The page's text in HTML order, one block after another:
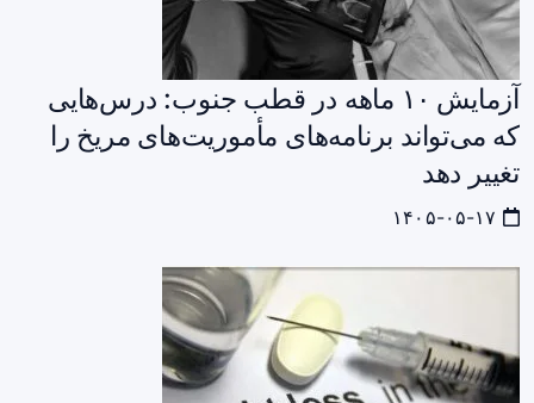
آزمایش ۱۰ ماهه در قطب جنوب: درس‌هایی
که می‌تواند برنامه‌های مأموریت‌های مریخ را
تغییر دهد